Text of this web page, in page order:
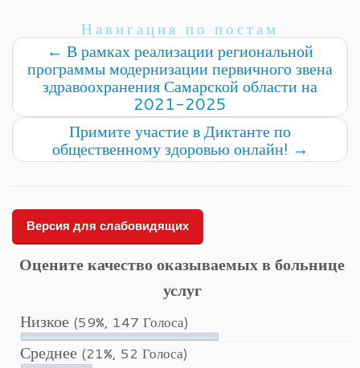
Навигация по постам
← В рамках реализации региональной
программы модернизации первичного звена
здравоохранения Самарской области на
2021-2025
Примите участие в Диктанте по
общественному здоровью онлайн! →
Версия для слабовидящих
Оцените качество оказываемых в больнице
услуг
Низкое (59%, 147 Голоса)
Среднее (21%, 52 Голоса)